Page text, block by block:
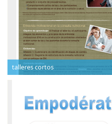
talleres cortos